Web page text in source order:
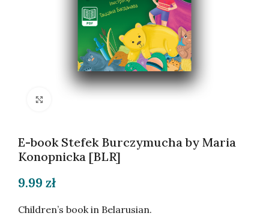
E-book Stefek Burczymucha by Maria
Konopnicka [BLR]
9.99 zł
Children’s book in Belarusian.